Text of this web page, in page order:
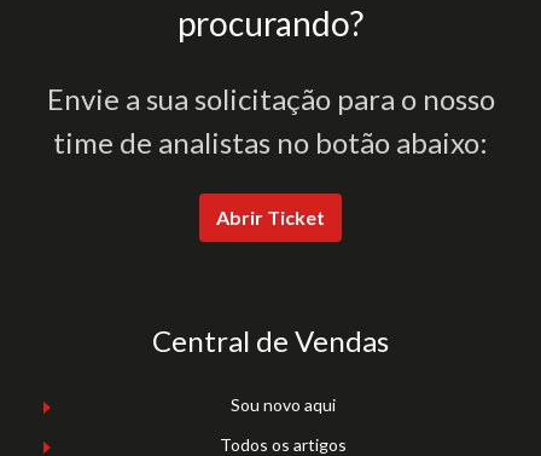
procurando?
Envie a sua solicitação para o nosso
time de analistas no botão abaixo:
Abrir Ticket
Central de Vendas
Sou novo aqui
Todos os artigos